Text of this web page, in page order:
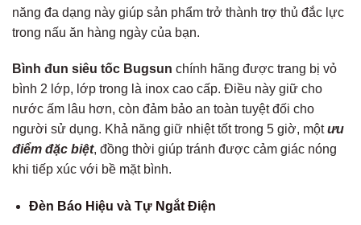
năng đa dạng này giúp sản phẩm trở thành trợ thủ đắc lực
trong nấu ăn hàng ngày của bạn.
Bình đun siêu tốc Bugsun chính hãng được trang bị vỏ
bình 2 lớp, lớp trong là inox cao cấp. Điều này giữ cho
nước ấm lâu hơn, còn đảm bảo an toàn tuyệt đối cho
người sử dụng. Khả năng giữ nhiệt tốt trong 5 giờ, mộtưu
điểm đặc biệt, đồng thời giúp tránh được cảm giác nóng
khi tiếp xúc với bề mặt bình.
Đèn Báo Hiệu và Tự Ngắt Điện